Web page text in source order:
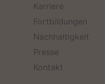
Karriere
Fortbildungen
Nachhaltigkeit
Presse
Kontakt